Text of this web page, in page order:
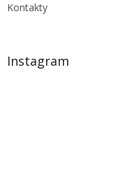
Kontakty
Instagram